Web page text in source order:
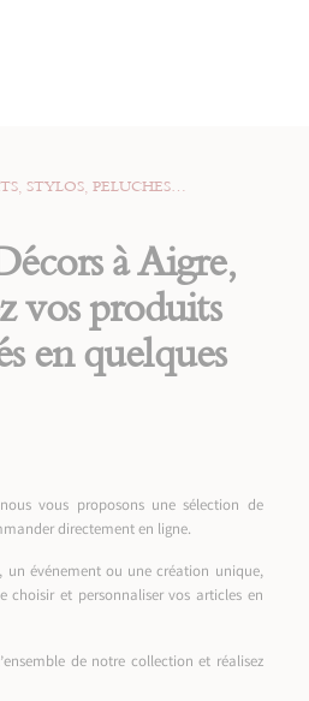
STYLOS, PELUCHES…
à Aigre,
vos produits
en quelques
vous proposons une sélection de
directement en ligne.
événement ou une création unique,
choisir et personnaliser vos articles en
de notre collection et réalisez